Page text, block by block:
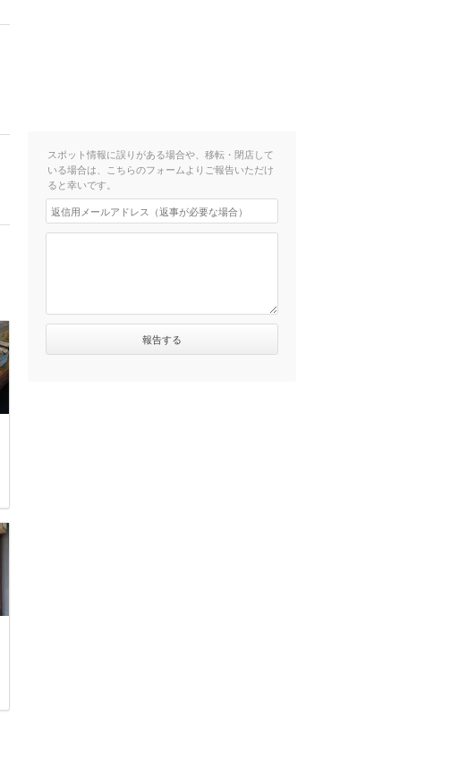
スポット情報に誤りがある場合や、移転・閉店して
いる場合は、こちらのフォームよりご報告いただけ
ると幸いです。